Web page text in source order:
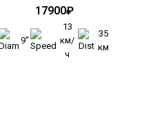
Wheel New Premium
17900₽
9"
13
км/
ч
35
км